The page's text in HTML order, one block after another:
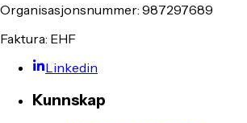
Organisasjonsnummer: 987297689
Faktura: EHF
Linkedin
Kunnskap